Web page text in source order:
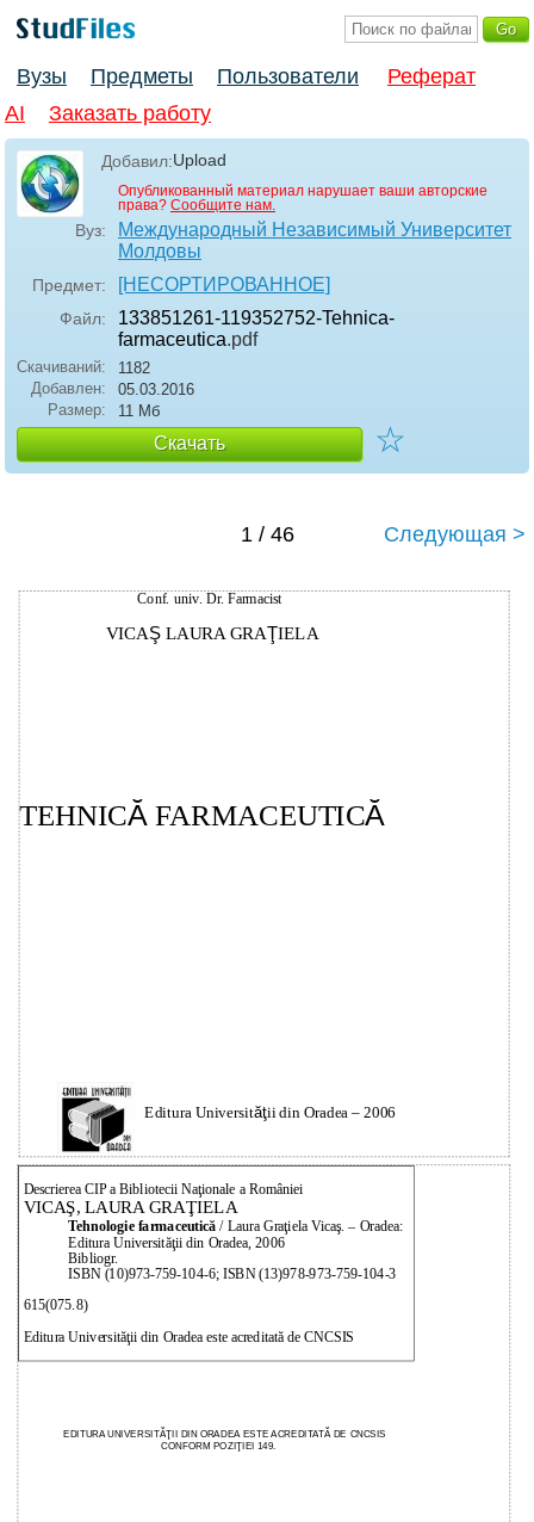
Вузы Предметы Пользователи
Реферат
AI
Заказать работу
Добавил:Upload
Опубликованный материал нарушает ваши авторские
права? Сообщите нам.
Вуз:
Международный Независимый Университет
Молдовы
Предмет: [НЕСОРТИРОВАННОЕ]
Файл:
133851261-119352752-Tehnica-
farmaceutica.pdf
Скачиваний:
1182
Добавлен:
05.03.2016
Размер:
11 Мб
Скачать ☆
1 / 46 Следующая >
Conf. univ. Dr. Farmacist
VICAŞ LAURA GRAŢIELA
TEHNICĂFARMACEUTICĂ
Editura Universităţii din Oradea – 2006
Descrierea CIP a Bibliotecii Naţionale a României
VICAŞ, LAURA GRAŢIELA
Tehnologie farmaceutică/ Laura Graţiela Vicaş. – Oradea:
Editura Universităţii din Oradea, 2006
Bibliogr.
ISBN (10)973-759-104-6; ISBN (13)978-973-759-104-3
615(075.8)
Editura Universităţii din Oradea este acreditată de CNCSIS
EDITURA UNIVERSITĂŢII DIN ORADEA ESTE ACREDITATĂ DE CNCSIS
CONFORM POZIŢIEI 149.